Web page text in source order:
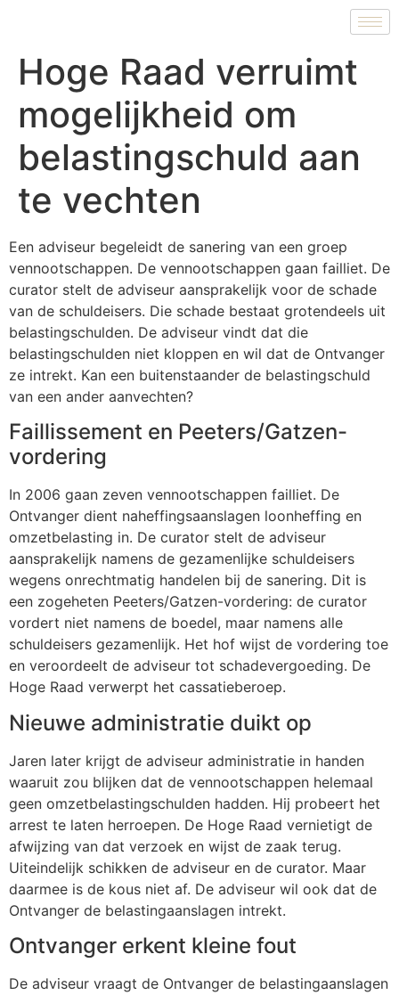
Hoge Raad verruimt
mogelijkheid om
belastingschuld aan
te vechten
Een adviseur begeleidt de sanering van een groep
vennootschappen. De vennootschappen gaan failliet. De
curator stelt de adviseur aansprakelijk voor de schade
van de schuldeisers. Die schade bestaat grotendeels uit
belastingschulden. De adviseur vindt dat die
belastingschulden niet kloppen en wil dat de Ontvanger
ze intrekt. Kan een buitenstaander de belastingschuld
van een ander aanvechten?
Faillissement en Peeters/Gatzen-
vordering
In 2006 gaan zeven vennootschappen failliet. De
Ontvanger dient naheffingsaanslagen loonheffing en
omzetbelasting in. De curator stelt de adviseur
aansprakelijk namens de gezamenlijke schuldeisers
wegens onrechtmatig handelen bij de sanering. Dit is
een zogeheten Peeters/Gatzen-vordering: de curator
vordert niet namens de boedel, maar namens alle
schuldeisers gezamenlijk. Het hof wijst de vordering toe
en veroordeelt de adviseur tot schadevergoeding. De
Hoge Raad verwerpt het cassatieberoep.
Nieuwe administratie duikt op
Jaren later krijgt de adviseur administratie in handen
waaruit zou blijken dat de vennootschappen helemaal
geen omzetbelastingschulden hadden. Hij probeert het
arrest te laten herroepen. De Hoge Raad vernietigt de
afwijzing van dat verzoek en wijst de zaak terug.
Uiteindelijk schikken de adviseur en de curator. Maar
daarmee is de kous niet af. De adviseur wil ook dat de
Ontvanger de belastingaanslagen intrekt.
Ontvanger erkent kleine fout
De adviseur vraagt de Ontvanger de belastingaanslagen